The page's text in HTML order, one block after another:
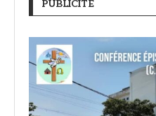
PUBLICITÉ